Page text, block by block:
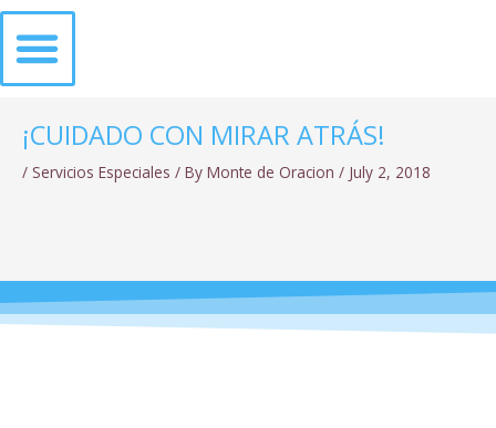
Skip
content
¡CUIDADO CON MIRAR ATRÁS!
/ Servicios Especiales / By Monte de Oracion / July 2, 2018